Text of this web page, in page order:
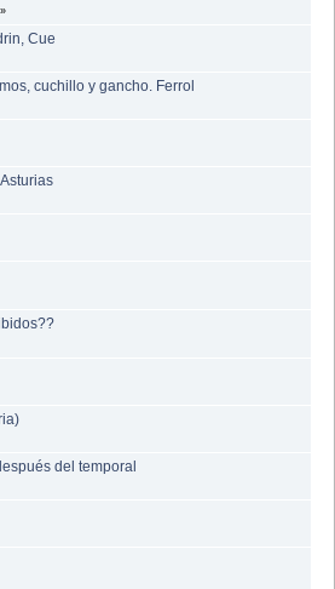
»
Cue
cuchillo y gancho. Ferrol
del temporal